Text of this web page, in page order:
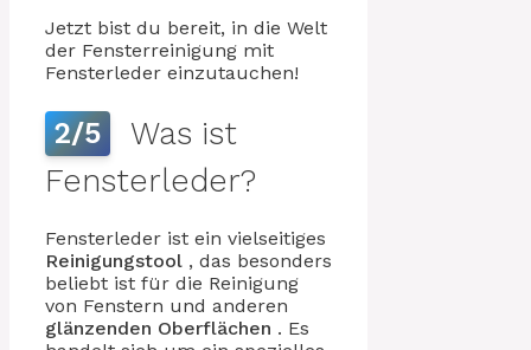
Jetzt bist du bereit, in die Welt
der Fensterreinigung mit
Fensterleder einzutauchen!
2/5
Was ist
Fensterleder?
Fensterleder ist ein vielseitiges
Reinigungstool , das besonders
beliebt ist für die Reinigung
von Fenstern und anderen
glänzenden Oberflächen . Es